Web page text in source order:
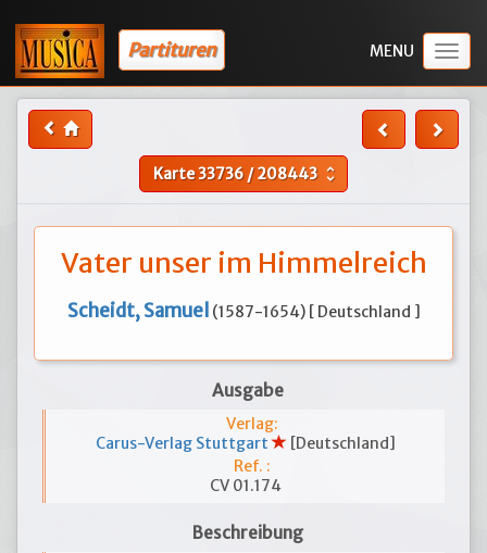
Partituren
Karte33736/208443 unfold_more
Vater unser im Himmelreich
Scheidt, Samuel (1587-1654) [ Deutschland ]
Ausgabe
Verlag:
Carus-Verlag Stuttgart
[Deutschland]
Ref. :
CV 01.174
Beschreibung